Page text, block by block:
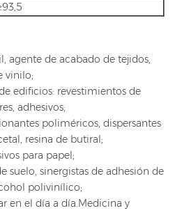
agente de acabado de tejidos,
vinilo;
edificios: revestimientos de
adhesivos;
poliméricos, dispersantes
resina de butiral;
para papel;
suelo, sinergistas de adhesión de
polivinílico;
en el día a día.Medicina y